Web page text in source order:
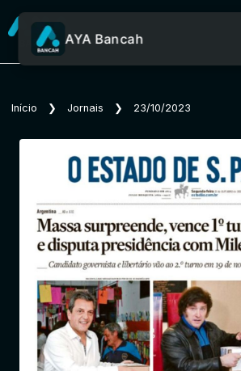
Sobre o Aya
AYA Bancah
Início ❯ Jornais ❯ 23/10/2023